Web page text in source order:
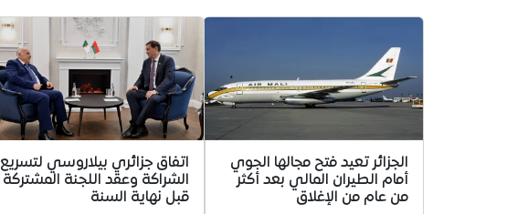
الجزائر تعيد فتح مجالها الجوي
أمام الطيران المالي بعد أكثر
من عام من الإغلاق
اتفاق جزائري بيلاروسي لتسريع
الشراكة وعقد اللجنة المشتركة
قبل نهاية السنة